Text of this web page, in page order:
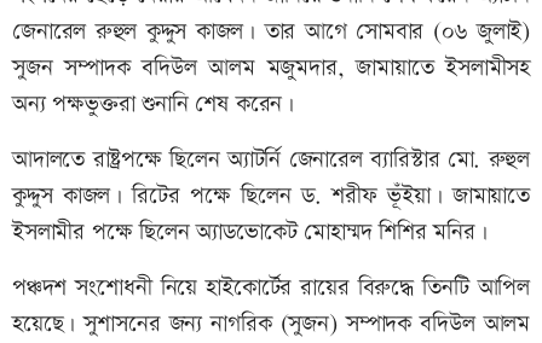
জেনারেল রুহুল কুদ্দুস কাজল। তার আগে সোমবার (০৬ জুলাই)
সুজন সম্পাদক বদিউল আলম মজুমদার, জামায়াতে ইসলামীসহ
অন্য পক্ষভুক্তরা শুনানি শেষ করেন।
আদালতে রাষ্ট্রপক্ষে ছিলেন অ্যাটর্নি জেনারেল ব্যারিস্টার মো. রুহুল
কুদ্দুস কাজল। রিটের পক্ষে ছিলেন ড. শরীফ ভূঁইয়া। জামায়াতে
ইসলামীর পক্ষে ছিলেন অ্যাডভোকেট মোহাম্মদ শিশির মনির।
পঞ্চদশ সংশোধনী নিয়ে হাইকোর্টের রায়ের বিরুদ্ধে তিনটি আপিল
হয়েছে। সুশাসনের জন্য নাগরিক (সুজন) সম্পাদক বদিউল আলম